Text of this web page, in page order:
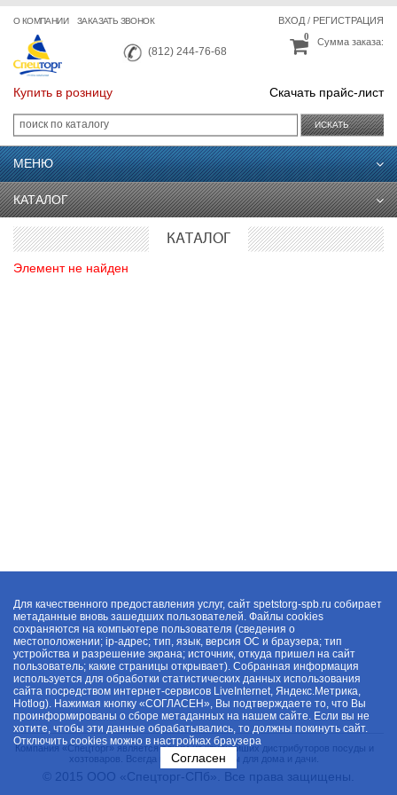
О КОМПАНИИ ЗАКАЗАТЬ ЗВОНОК
(812) 244-76-68
ВХОД/ РЕГИСТРАЦИЯ
Сумма заказа:
0
Купить в розницу Скачать прайс-лист
ИСКАТЬ
МЕНЮ
КАТАЛОГ
КАТАЛОГ
Элемент не найден
Компания «Спецторг» является одним из крупнейших дистрибуторов посуды и
хозтоваров. Всегда в наличии товары для дома и дачи.
© 2015 ООО «Спецторг-СПб». Все права защищены.
Для качественного предоставления услуг, сайт spetstorg-spb.ru собирает
метаданные вновь зашедших пользователей. Файлы cookies
сохраняются на компьютере пользователя (сведения о
местоположении; ip-адрес; тип, язык, версия ОС и браузера; тип
устройства и разрешение экрана; источник, откуда пришел на сайт
пользователь; какие страницы открывает). Собранная информация
используется для обработки статистических данных использования
сайта посредством интернет-сервисов LiveInternet, Яндекс.Метрика,
Hotlog). Нажимая кнопку «СОГЛАСЕН», Вы подтверждаете то, что Вы
проинформированы о сборе метаданных на нашем сайте. Если вы не
хотите, чтобы эти данные обрабатывались, то должны покинуть сайт.
Отключить cookies можно в настройках браузера
Согласен